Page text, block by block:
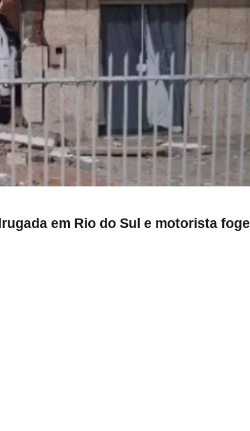
em Rio do Sul e motorista foge